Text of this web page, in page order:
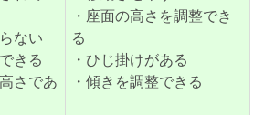
ない
きる
さであ
・座面の高さを調整でき
る
・ひじ掛けがある
・傾きを調整できる